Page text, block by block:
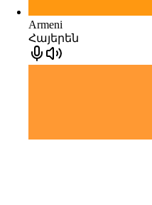
Armeni
Հայերեն